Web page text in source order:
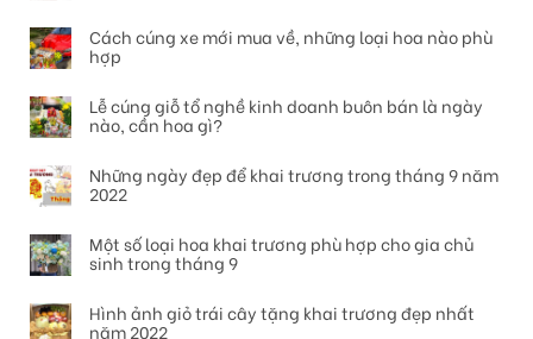
Cách cúng xe mới mua về, những loại hoa nào phù
hợp
Lễ cúng giỗ tổ nghề kinh doanh buôn bán là ngày
nào, cần hoa gì?
Những ngày đẹp để khai trương trong tháng 9 năm
2022
Một số loại hoa khai trương phù hợp cho gia chủ
sinh trong tháng 9
Hình ảnh giỏ trái cây tặng khai trương đẹp nhất
năm 2022